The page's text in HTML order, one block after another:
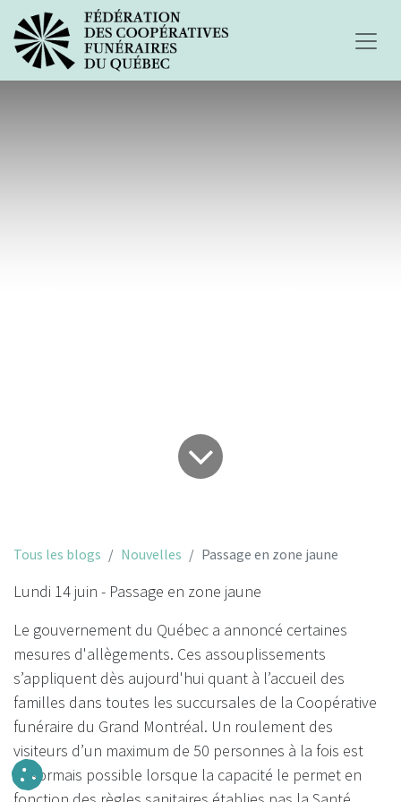
Tous les blogs Nouvelles Passage en zone jaune
Lundi 14 juin - Passage en zone jaune
Le gouvernement du Québec a annoncé certaines
mesures d'allègements. Ces assouplissements
s’appliquent dès aujourd'hui quant à l’accueil des
familles dans toutes les succursales de la Coopérative
funéraire du Grand Montréal. Un roulement des
visiteurs d’un maximum de 50 personnes à la fois est
désormais possible lorsque la capacité le permet en